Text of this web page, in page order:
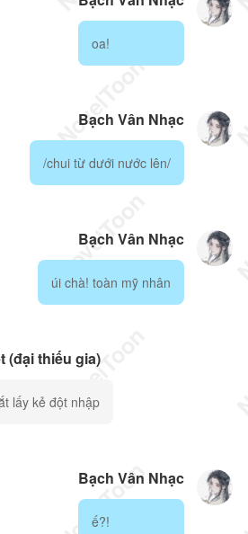
oa!
Bạch Vân Nhạc
/chui từ dưới nước lên/
Bạch Vân Nhạc
úi chà! toàn mỹ nhân
(đại thiếu gia)
lấy kẻ đột nhập
Bạch Vân Nhạc
ế?!